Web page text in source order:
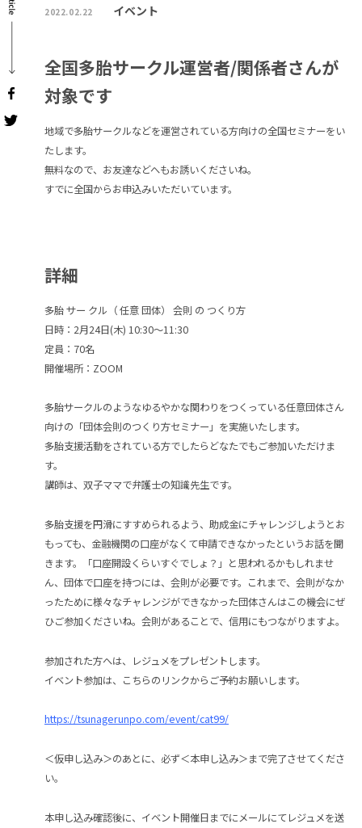
2022.02.22 イベント
全国多胎サークル運営者/関係者さんが
対象です
地域で多胎サークルなどを運営されている方向けの全国セミナーをい
たします。
無料なので、お友達などへもお誘いくださいね。
すでに全国からお申込みいただいています。
詳細
多胎 サー クル（ 任意 団体） 会則 の つくり方
日時：2月24日(木) 10:30～11:30
定員：70名
開催場所：ZOOM
多胎サークルのようなゆるやかな関わりをつくっている任意団体さん
向けの「団体会則のつくり方セミナー」を実施いたします。
多胎支援活動をされている方でしたらどなたでもご参加いただけま
す。
講師は、双子ママで弁護士の知識先生です。
多胎支援を円滑にすすめられるよう、助成金にチャレンジしようとお
もっても、金融機関の口座がなくて申請できなかったというお話を聞
きます。「口座開設くらいすぐでしょ？」と思われるかもしれませ
ん、団体で口座を持つには、会則が必要です。これまで、会則がなか
ったために様々なチャレンジができなかった団体さんはこの機会にぜ
ひご参加くださいね。会則があることで、信用にもつながりますよ。
参加された方へは、レジュメをプレゼントします。
イベント参加は、こちらのリンクからご予約お願いします。
https://tsunagerunpo.com/event/cat99/
＜仮申し込み＞のあとに、必ず＜本申し込み＞まで完了させてくださ
い。
本申し込み確認後に、イベント開催日までにメールにてレジュメを送